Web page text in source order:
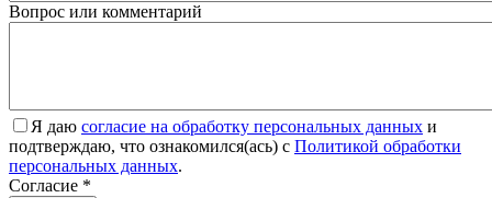
Вопрос или комментарий
Я даю согласие на обработку персональных данных и
подтверждаю, что ознакомился(ась) с Политикой обработки
персональных данных.
Согласие *